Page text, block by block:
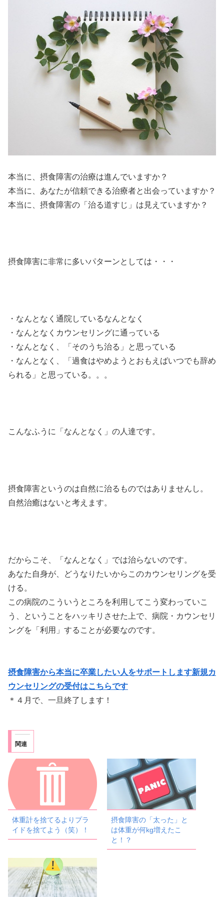
本当に、摂食障害の治療は進んでいますか？
本当に、あなたが信頼できる治療者と出会っていますか？
本当に、摂食障害の「治る道すじ」は見えていますか？
摂食障害に非常に多いパターンとしては・・・
・なんとなく通院しているなんとなく
・なんとなくカウンセリングに通っている
・なんとなく、「そのうち治る」と思っている
・なんとなく、「過食はやめようとおもえばいつでも辞め
られる」と思っている。。。
こんなふうに「なんとなく」の人達です。
摂食障害というのは自然に治るものではありませんし。
自然治癒はないと考えます。
だからこそ、「なんとなく」では治らないのです。
あなた自身が、どうなりたいからこのカウンセリングを受
ける。
この病院のこういうところを利用してこう変わっていこ
う、ということをハッキリさせた上で、病院・カウンセリ
ングを「利用」することが必要なのです。
摂食障害から本当に卒業したい人をサポートします新規カ
ウンセリングの受付はこちらです
＊４月で、一旦終了します！
関連
体重計を捨てるよりプラ
イドを捨てよう（笑）！
摂食障害の「太った」と
は体重が何kg増えたこ
と！？